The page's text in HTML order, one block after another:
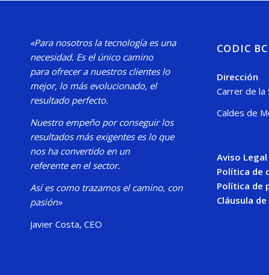
«Para nosotros la tecnología es una
necesidad. Es el único camino
para ofrecer a nuestros clientes lo
mejor, lo más evolucionado, el
resultado perfecto.
Nuestro empeño por conseguir los
resultados más exigentes es lo que
nos ha convertido en un
referente en el sector.
Así es como trazamos el camino, con
pasión»
Javier Costa, CEO
CODIC
Dirección
Carrer de la
Caldes de
Aviso Legal
Política de
Política de
Cláusula